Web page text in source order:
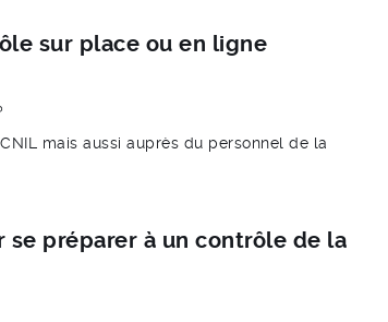
sur place ou en ligne
mais aussi auprès du personnel de la
préparer à un contrôle de la